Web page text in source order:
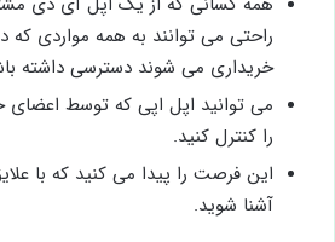
راحتی می توانند به همه مواردی که
خریداری می شوند دسترسی داشته
می توانید اپل اپی که توسط اعضای
را کنترل کنید.
این فرصت را پیدا می کنید که با
آشنا شوید.